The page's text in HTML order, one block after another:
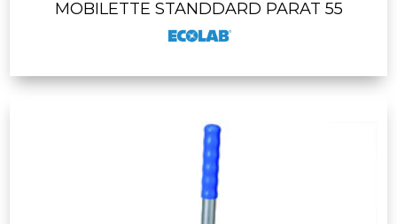
MOBILETTE STANDDARD PARAT 55